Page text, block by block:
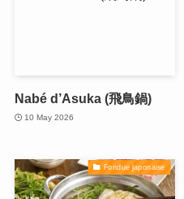
Nabé d’Asuka (飛鳥鍋)
10 May 2026
Fondue japonaise